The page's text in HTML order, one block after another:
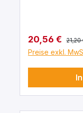
20,56 € 21,20
Preise exkl.